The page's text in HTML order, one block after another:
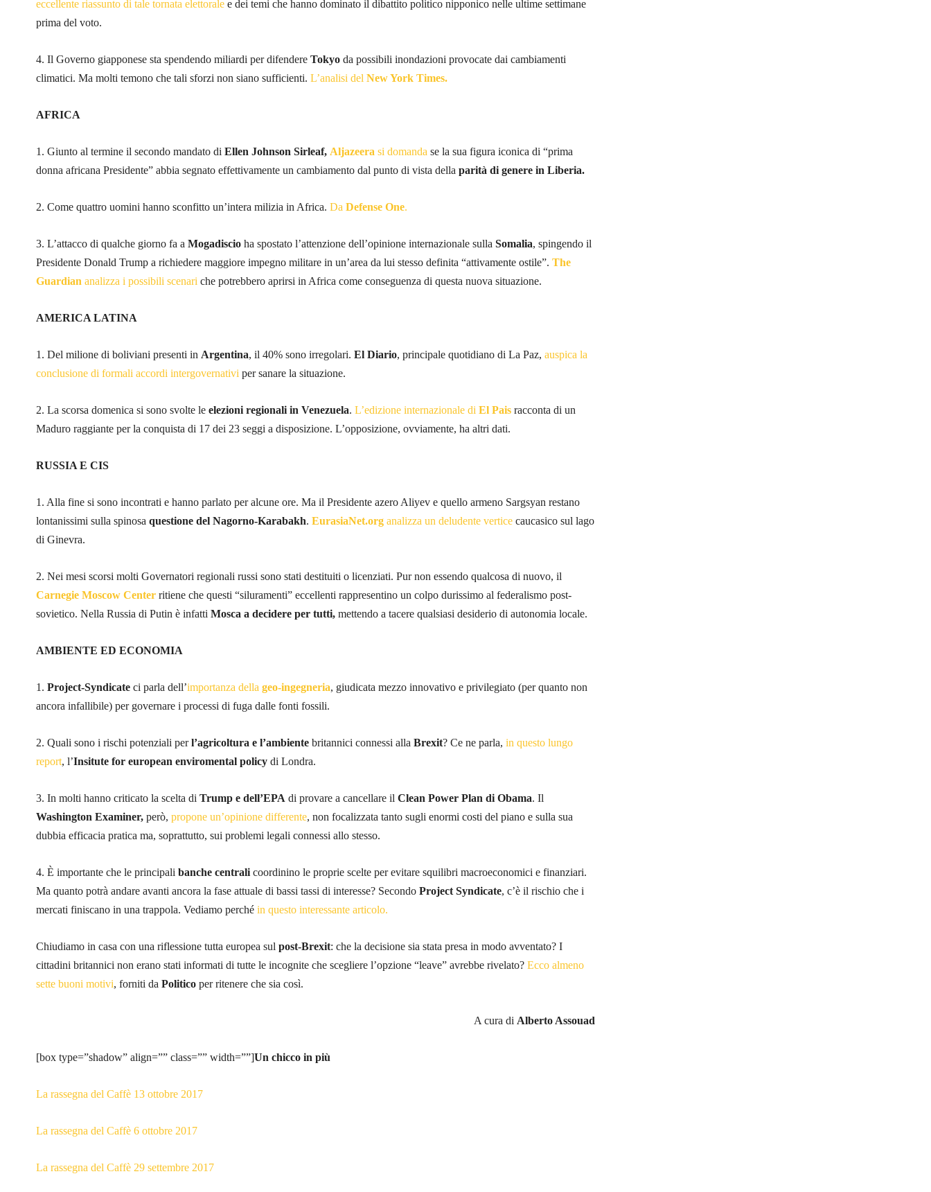
eccellente riassunto di tale tornata elettorale e dei temi che hanno dominato il dibattito politico nipponico nelle ultime settimane
prima del voto.
4. Il Governo giapponese sta spendendo miliardi per difendere Tokyo da possibili inondazioni provocate dai cambiamenti
climatici. Ma molti temono che tali sforzi non siano sufficienti. L’analisi del New York Times.
AFRICA
1. Giunto al termine il secondo mandato di Ellen Johnson Sirleaf, Aljazeera si domanda se la sua figura iconica di “prima
donna africana Presidente” abbia segnato effettivamente un cambiamento dal punto di vista della parità di genere in Liberia.
2. Come quattro uomini hanno sconfitto un’intera milizia in Africa. Da Defense One.
3. L’attacco di qualche giorno fa a Mogadiscio ha spostato l’attenzione dell’opinione internazionale sulla Somalia, spingendo il
Presidente Donald Trump a richiedere maggiore impegno militare in un’area da lui stesso definita “attivamente ostile”. The
Guardian analizza i possibili scenari che potrebbero aprirsi in Africa come conseguenza di questa nuova situazione.
AMERICA LATINA
1. Del milione di boliviani presenti in Argentina, il 40% sono irregolari. El Diario, principale quotidiano di La Paz, auspica la
conclusione di formali accordi intergovernativi per sanare la situazione.
2. La scorsa domenica si sono svolte le elezioni regionali in Venezuela. L’edizione internazionale di El Pais racconta di un
Maduro raggiante per la conquista di 17 dei 23 seggi a disposizione. L’opposizione, ovviamente, ha altri dati.
RUSSIA E CIS
1. Alla fine si sono incontrati e hanno parlato per alcune ore. Ma il Presidente azero Aliyev e quello armeno Sargsyan restano
lontanissimi sulla spinosa questione del Nagorno-Karabakh. EurasiaNet.org analizza un deludente vertice caucasico sul lago
di Ginevra.
2. Nei mesi scorsi molti Governatori regionali russi sono stati destituiti o licenziati. Pur non essendo qualcosa di nuovo, il
Carnegie Moscow Center ritiene che questi “siluramenti” eccellenti rappresentino un colpo durissimo al federalismo post-
sovietico. Nella Russia di Putin è infatti Mosca a decidere per tutti, mettendo a tacere qualsiasi desiderio di autonomia locale.
AMBIENTE ED ECONOMIA
1. Project-Syndicate ci parla dell’importanza della geo-ingegneria, giudicata mezzo innovativo e privilegiato (per quanto non
ancora infallibile) per governare i processi di fuga dalle fonti fossili.
2. Quali sono i rischi potenziali perl’agricoltura e l’ambiente britannici connessi alla Brexit? Ce ne parla, in questo lungo
report, l’Insitute for european enviromental policy di Londra.
3. In molti hanno criticato la scelta di Trump e dell’EPA di provare a cancellare il Clean Power Plan di Obama. Il
Washington Examiner, però, propone un’opinione differente, non focalizzata tanto sugli enormi costi del piano e sulla sua
dubbia efficacia pratica ma, soprattutto, sui problemi legali connessi allo stesso.
4. È importante che le principali banche centrali coordinino le proprie scelte per evitare squilibri macroeconomici e finanziari.
Ma quanto potrà andare avanti ancora la fase attuale di bassi tassi di interesse? Secondo Project Syndicate, c’è il rischio che i
mercati finiscano in una trappola. Vediamo perché in questo interessante articolo.
Chiudiamo in casa con una riflessione tutta europea sul post-Brexit: che la decisione sia stata presa in modo avventato? I
cittadini britannici non erano stati informati di tutte le incognite che scegliere l’opzione “leave” avrebbe rivelato? Ecco almeno
sette buoni motivi, forniti da Politico per ritenere che sia così.
A cura di Alberto Assouad
[box type=”shadow” align=”” class=”” width=””]Un chicco in più
La rassegna del Caffè 13 ottobre 2017
La rassegna del Caffè 6 ottobre 2017
La rassegna del Caffè 29 settembre 2017